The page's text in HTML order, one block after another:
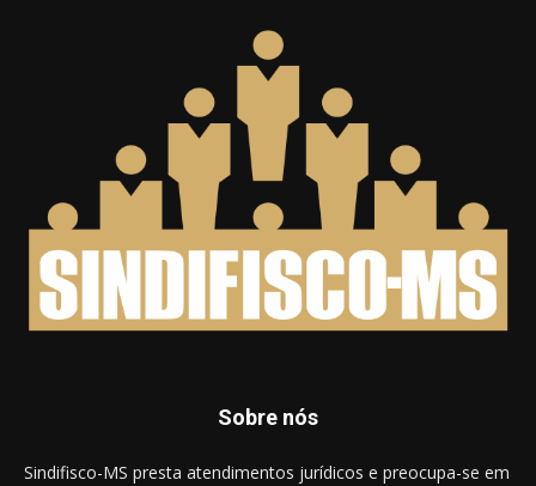
Sobre nós
Sindifisco-MS presta atendimentos jurídicos e preocupa-se em